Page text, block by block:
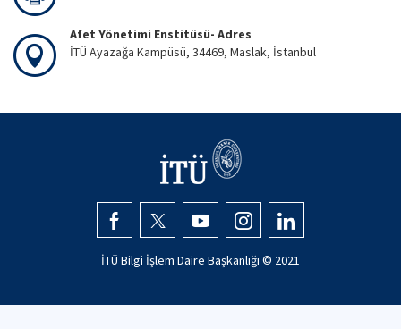
Afet Yönetimi Enstitüsü- Adres
İTÜ Ayazağa Kampüsü, 34469, Maslak, İstanbul
İTÜ Bilgi İşlem Daire Başkanlığı © 2021